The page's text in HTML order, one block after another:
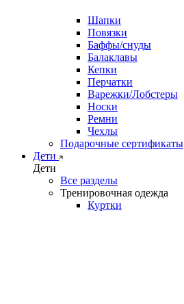
Шапки
Повязки
Баффы/снуды
Балаклавы
Кепки
Перчатки
Варежки/Лобстеры
Носки
Ремни
Чехлы
Подарочные сертификаты
Дети
Дети
Все разделы
Тренировочная одежда
Куртки